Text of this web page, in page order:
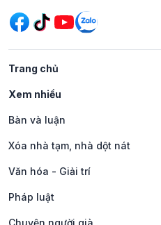
Trang chủ
Xem nhiều
Bàn và luận
Xóa nhà tạm, nhà dột nát
Văn hóa - Giải trí
Pháp luật
Chuyện người già